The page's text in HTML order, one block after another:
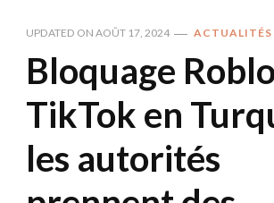
UPDATED ON AOÛT 17, 2024 ACTUALITÉS
Bloquage
TikTok en
les autorités